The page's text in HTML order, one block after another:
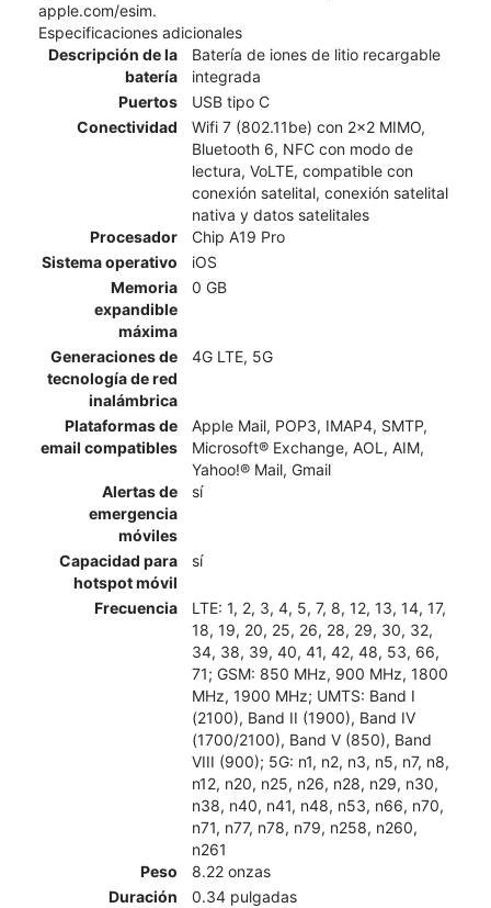
apple.com/esim.
Especificaciones adicionales
Descripción de la
batería
Batería de iones de litio recargable
integrada
Puertos
USB tipo C
Conectividad
Wifi 7 (802.11be) con 2x2 MIMO,
Bluetooth 6, NFC con modo de
lectura, VoLTE, compatible con
conexión satelital, conexión satelital
nativa y datos satelitales
Procesador
Chip A19 Pro
Sistema operativo
iOS
Memoria
expandible
máxima
0 GB
Generaciones de
tecnología de red
inalámbrica
4G LTE, 5G
Plataformas de
email compatibles
Apple Mail, POP3, IMAP4, SMTP,
Microsoft® Exchange, AOL, AIM,
Yahoo!® Mail, Gmail
Alertas de
emergencia
móviles
sí
Capacidad para
hotspot móvil
sí
Frecuencia
LTE: 1, 2, 3, 4, 5, 7, 8, 12, 13, 14, 17,
18, 19, 20, 25, 26, 28, 29, 30, 32,
34, 38, 39, 40, 41, 42, 48, 53, 66,
71; GSM: 850 MHz, 900 MHz, 1800
MHz, 1900 MHz; UMTS: Band I
(2100), Band II (1900), Band IV
(1700/2100), Band V (850), Band
VIII (900); 5G: n1, n2, n3, n5, n7, n8,
n12, n20, n25, n26, n28, n29, n30,
n38, n40, n41, n48, n53, n66, n70,
n71, n77, n78, n79, n258, n260,
n261
Peso
8.22 onzas
Duración
0.34 pulgadas